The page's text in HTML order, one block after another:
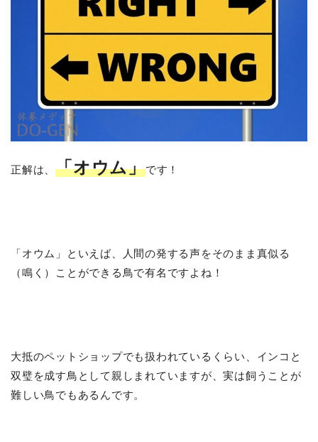
正解は、「オウム」です！
「オウム」といえば、人間の発する声をそのまま真似る
（鳴く）ことができる鳥で有名ですよね！
大抵のペットショップでも扱われているくらい、インコと
双璧を成す鳥として親しまれていますが、実は飼うことが
難しい鳥でもあるんです。